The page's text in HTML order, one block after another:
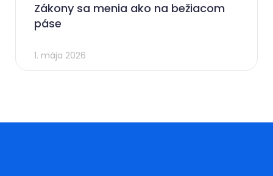
Zákony sa menia ako na bežiacom
páse
1. mája 2026